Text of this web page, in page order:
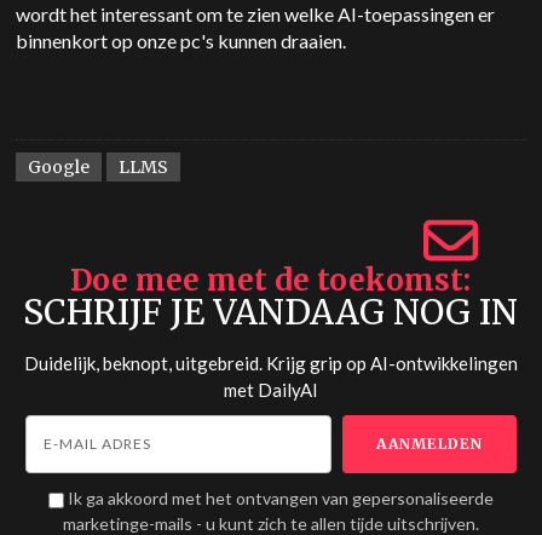
wordt het interessant om te zien welke AI-toepassingen er
binnenkort op onze pc's kunnen draaien.
Google LLMS
Doe mee met de toekomst
SCHRIJF JE VANDAAG NOG IN
Duidelijk, beknopt, uitgebreid. Krijg grip op AI-ontwikkelingen
met DailyAI
Ik ga akkoord met het ontvangen van gepersonaliseerde
marketinge-mails - u kunt zich te allen tijde uitschrijven.